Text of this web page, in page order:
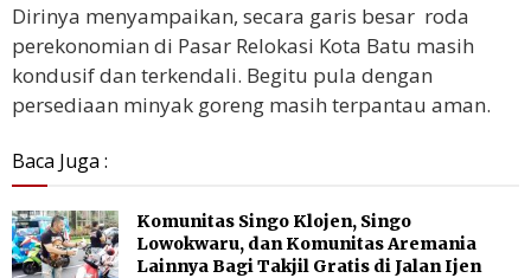
Dirinya menyampaikan, secara garis besar roda
perekonomian di Pasar Relokasi Kota Batu masih
kondusif dan terkendali. Begitu pula dengan
persediaan minyak goreng masih terpantau aman.
Baca Juga :
Komunitas Singo Klojen, Singo
Lowokwaru, dan Komunitas Aremania
Lainnya Bagi Takjil Gratis di Jalan Ijen